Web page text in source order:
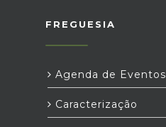
FREGUESIA
Agenda de Eventos
Caracterização